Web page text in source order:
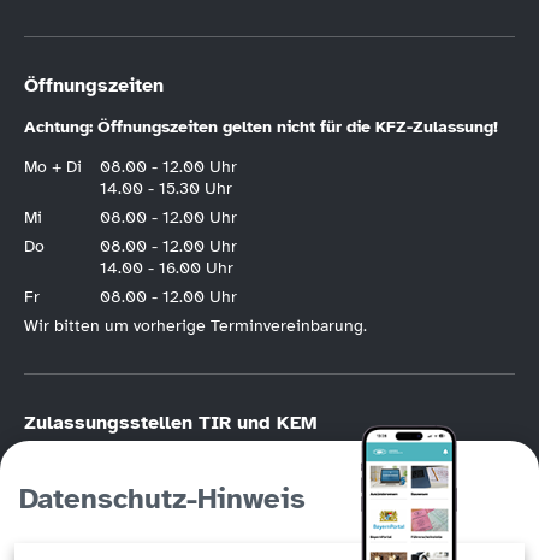
Datenschutz-Hinweis
Öffnungszeiten
Achtung: Öffnungszeiten gelten nicht für die KFZ-Zulassung!
Mo + Di
08.00 - 12.00 Uhr
14.00 - 15.30 Uhr
Mi
08.00 - 12.00 Uhr
Do
08.00 - 12.00 Uhr
14.00 - 16.00 Uhr
Fr
08.00 - 12.00 Uhr
Wir bitten um vorherige Terminvereinbarung.
Zulassungsstellen TIR und KEM
Online-Terminvereinbarung
Bitte halten Sie die Hotline der KFZ-Terminvereinbarung unbedingt frei, wenn
Sie die Möglichkeit der Online-Registrierung haben. Die KFZ-Hotline
09642/707760) ist in erster Linie für